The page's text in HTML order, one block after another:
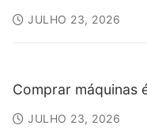
JULHO 23, 2026
Comprar máquinas
JULHO 23, 2026